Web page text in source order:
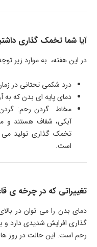
آیا شما تخمک گذاری
در این هفته، به موارد زیر
درد شکمی تحتانی در
دمای پایه ای بدن که به
مخاط گردن رحم: گردن
آبکی، شفاف هستند و
تخمک گذاری تولید
است.
تغییراتی که در چرخه ی
دمای بدن را می توان در
گذاری افرایش شدیدی دارد
رحم است. این حالت در روز